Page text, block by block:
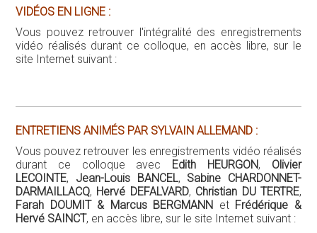
DARMAILLACQ,Hervé DEFALVARD
Farah DOUMIT & Marcus BERGMANNetFrédérique &
Hervé SAINCT , en accès libre, sur le site Internet suivant :
Aurélien ACQUIER
Aurélien Acquier, Professor, HDR (Habilitation for Doctoral
Supervision) in Management & Sustainability. Associate Dean for
Sustainability ESCP Bus.School. Co-Director of the ESCP-Deloitte
Chair in Circular Economy.
Publications
"L'innovation technologique à l'heure de l'anthropocène",Cahiers